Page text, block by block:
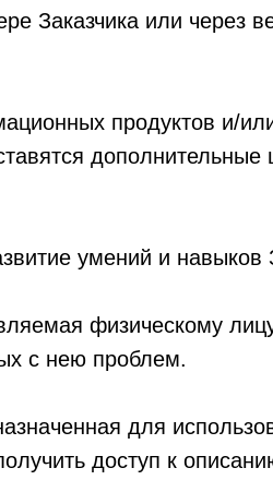
Заказчика или через
продуктов и/
дополнительные
умений и навыков
физическому
с нею проблем.
для
доступ к